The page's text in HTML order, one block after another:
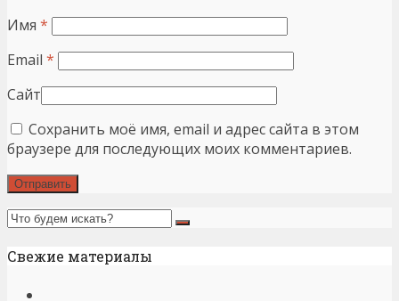
Имя *
Email *
Сайт
Сохранить моё имя, email и адрес сайта в этом
браузере для последующих моих комментариев.
Свежие материалы